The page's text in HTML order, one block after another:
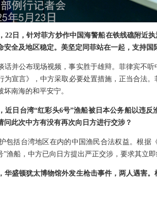
22日，针对菲方炒作中国海警船在铁线礁附近
全及地区稳定。美坚定同菲站在一起，支持国
话并公布现场视频，事实胜于雄辩。菲律宾不
为宣言》，中方采取必要处置措施，正当合法
南海的和平安宁。
近日台湾“红彩头6号”渔船被日本公务船以违
问此次中方有没有再次向日方进行交涉？
包括台湾地区在内的中国渔民合法权益。根
渔船，中方已向日方提出严正交涉，要求其立
华盛顿犹太博物馆外发生枪击事件，两人遇害